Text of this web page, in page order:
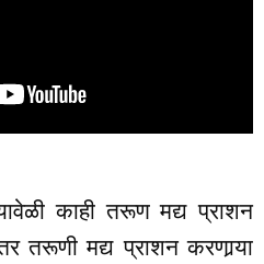
काही तरूण मद्य प्राशन
मद्य प्राशन करणार्‍या